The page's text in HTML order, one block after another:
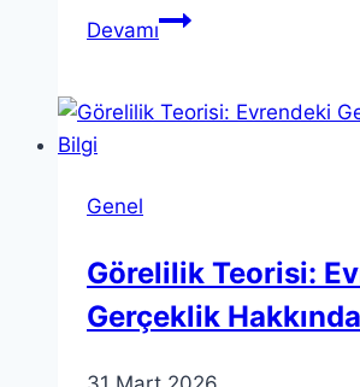
DevamıTÜBİTAK
Programı
Genel
Görelilik Teorisi:
Gerçeklik